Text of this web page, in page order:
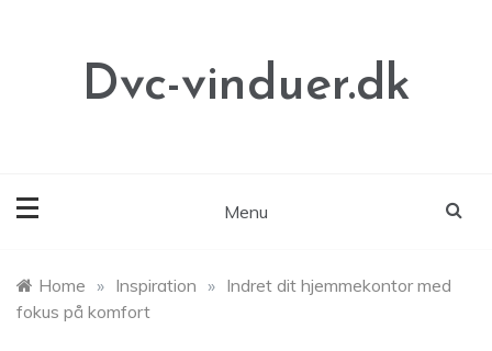
Dvc-vinduer.dk
Menu
Home » Inspiration » Indret dit hjemmekontor med
fokus på komfort